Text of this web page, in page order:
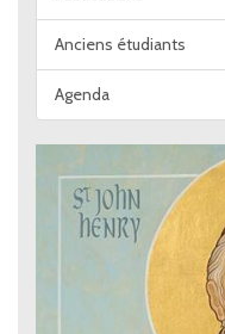
Anciens étudiants
Agenda